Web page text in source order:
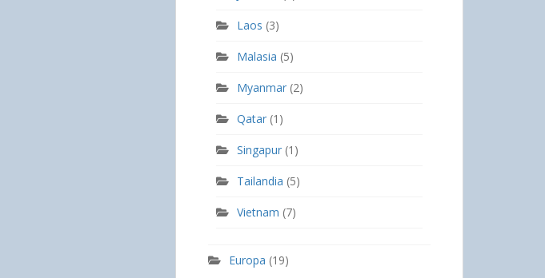
Laos (3)
Malasia (5)
Myanmar (2)
Qatar (1)
Singapur (1)
Tailandia (5)
Vietnam (7)
Europa (19)